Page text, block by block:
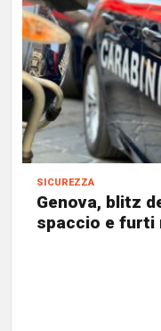
sicurezza
Genova, blitz
spaccio e furti